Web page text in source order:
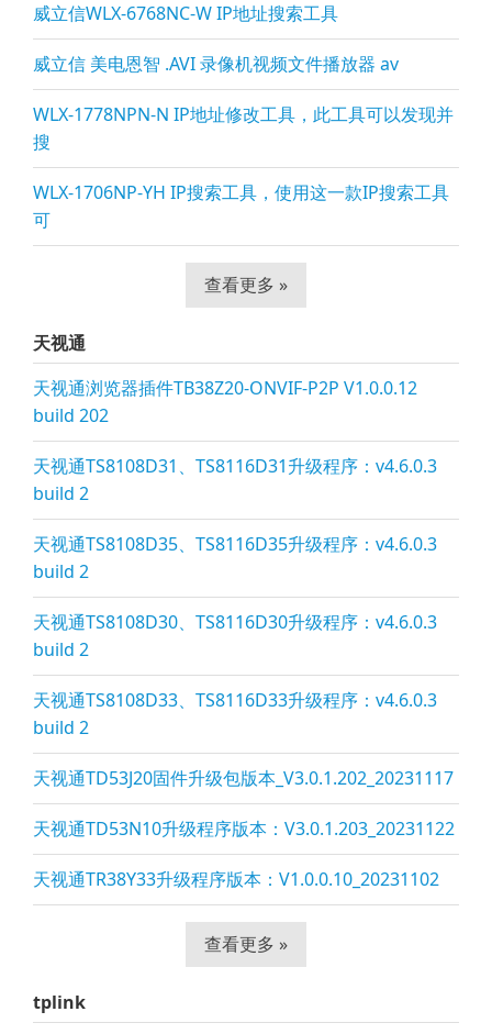
威立信WLX-6768NC-W IP地址搜索工具
威立信 美电恩智 .AVI 录像机视频文件播放器 av
WLX-1778NPN-N IP地址修改工具，此工具可以发现并
搜
WLX-1706NP-YH IP搜索工具，使用这一款IP搜索工具
可
查看更多 »
天视通
天视通浏览器插件TB38Z20-ONVIF-P2P V1.0.0.12
build 202
天视通TS8108D31、TS8116D31升级程序：v4.6.0.3
build 2
天视通TS8108D35、TS8116D35升级程序：v4.6.0.3
build 2
天视通TS8108D30、TS8116D30升级程序：v4.6.0.3
build 2
天视通TS8108D33、TS8116D33升级程序：v4.6.0.3
build 2
天视通TD53J20固件升级包版本_V3.0.1.202_20231117
天视通TD53N10升级程序版本：V3.0.1.203_20231122
天视通TR38Y33升级程序版本：V1.0.0.10_20231102
查看更多 »
tplink